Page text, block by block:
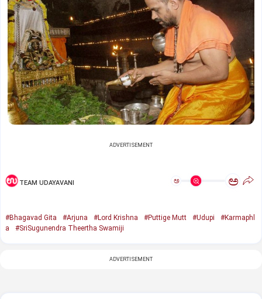
ADVERTISEMENT
TEAM UDAYAVANI ಅ ಅ
#Bhagavad Gita #Arjuna #Lord Krishna #Puttige Mutt #Udupi
#Karmaphl
a
#SriSugunendra Theertha Swamiji
ADVERTISEMENT